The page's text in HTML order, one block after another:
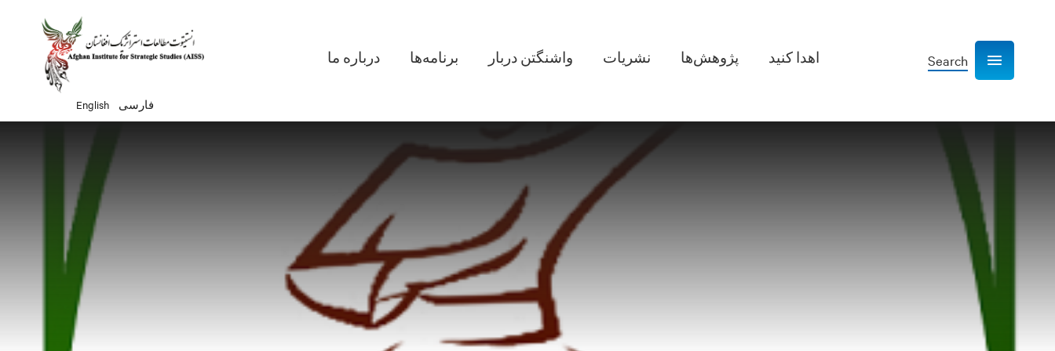
English فارسی
Main navigation
درباره ما برنامه‌ها واشنگتن دربار نشریات پژوهش­‌ها اهدا کنید Search Show navigation